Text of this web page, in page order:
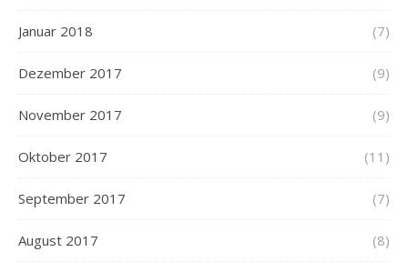
Januar 2018 (7)
Dezember 2017 (9)
November 2017 (9)
Oktober 2017 (11)
September 2017 (7)
August 2017 (8)